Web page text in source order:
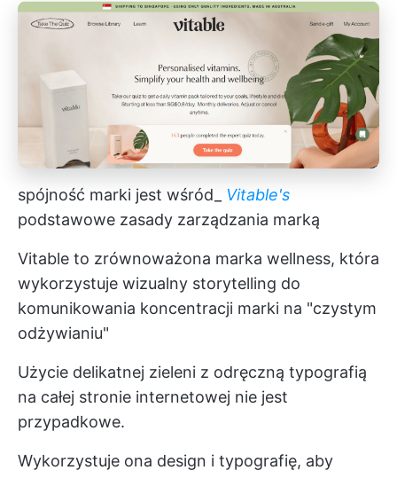
spójność marki jest wśród_ Vitable's
podstawowe zasady zarządzania marką
Vitable to zrównoważona marka wellness, która
wykorzystuje wizualny storytelling do
komunikowania koncentracji marki na "czystym
odżywianiu"
Użycie delikatnej zieleni z odręczną typografią
na całej stronie internetowej nie jest
przypadkowe.
Wykorzystuje ona design i typografię, aby